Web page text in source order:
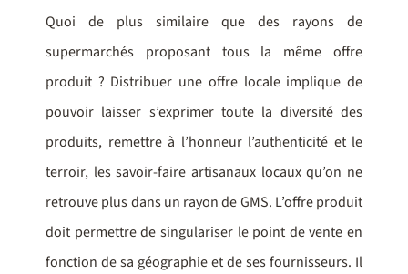
Quoi de plus similaire que des rayons de
supermarchés proposant tous la même offre
produit ? Distribuer une offre locale implique de
pouvoir laisser s’exprimer toute la diversité des
produits, remettre à l’honneur l’authenticité et le
terroir, les savoir-faire artisanaux locaux qu’on ne
retrouve plus dans un rayon de GMS. L’offre produit
doit permettre de singulariser le point de vente en
fonction de sa géographie et de ses fournisseurs. Il